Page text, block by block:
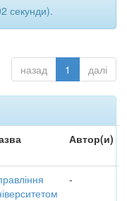
секунди).
назад 1 далі
Автор(и)
-